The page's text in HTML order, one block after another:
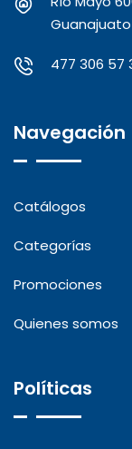
Guanajuato
477 306 57
Navegación
Catálogos
Categorías
Promociones
Quienes somos
Políticas